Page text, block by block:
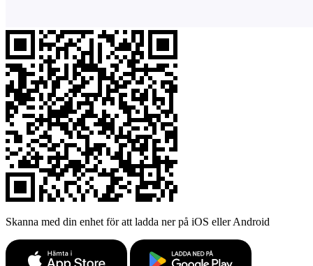
Skanna med din enhet för att ladda ner på iOS eller Android